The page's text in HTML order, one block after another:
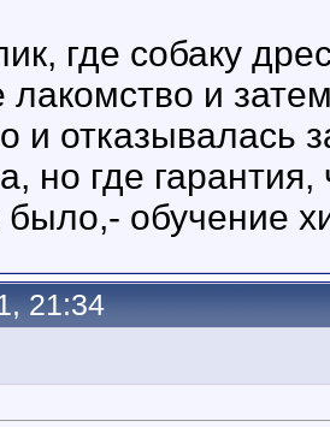
где собаку
лакомство и
и отказывалась
но где
было,- обучение
21:34